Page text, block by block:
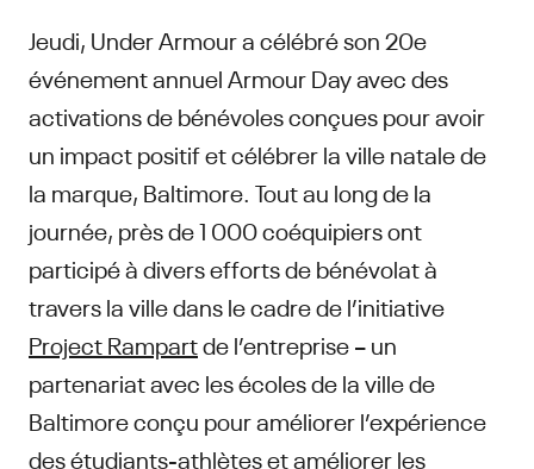
Jeudi, Under Armour a célébré son 20e
événement annuel Armour Day avec des
activations de bénévoles conçues pour avoir
un impact positif et célébrer la ville natale de
la marque, Baltimore. Tout au long de la
journée, près de 1 000 coéquipiers ont
participé à divers efforts de bénévolat à
travers la ville dans le cadre de l’initiative
Project Rampartde l’entreprise – un
partenariat avec les écoles de la ville de
Baltimore conçu pour améliorer l’expérience
des étudiants-athlètes et améliorer les